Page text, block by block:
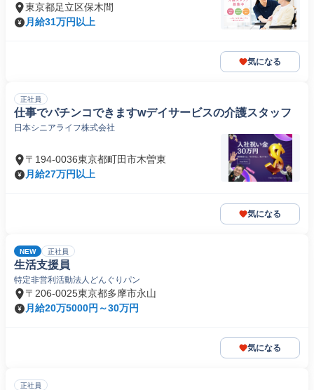
東京都足立区保木間
月給31万円以上
気になる
正社員
仕事でパチンコできますwデイサービスの介護スタッフ
日本シニアライフ株式会社
〒194-0036東京都町田市木曽東
月給27万円以上
気になる
NEW 正社員
生活支援員
特定非営利活動法人どんぐりパン
〒206-0025東京都多摩市永山
月給20万5000円～30万円
気になる
正社員